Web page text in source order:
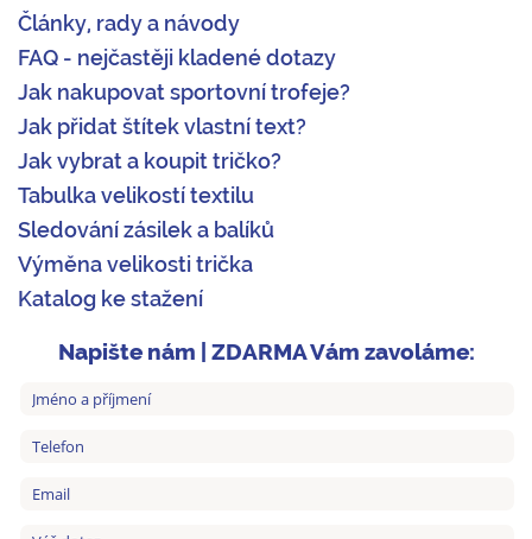
Články, rady a návody
FAQ - nejčastěji kladené dotazy
Jak nakupovat sportovní trofeje?
Jak přidat štítek vlastní text?
Jak vybrat a koupit tričko?
Tabulka velikostí textilu
Sledování zásilek a balíků
Výměna velikosti trička
Katalog ke stažení
Napište nám | ZDARMA Vám zavoláme: